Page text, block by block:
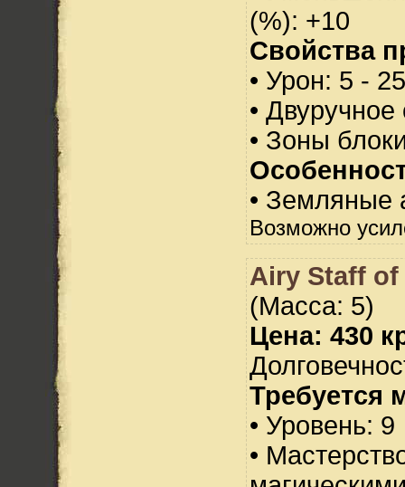
(%): +10
Свойства
• Урон: 5 - 25
•
• Зоны
• Земляные
Возможно
Airy Staff
(Масса: 5)
Цена: 430
Требуется
• Уровень: 9
•